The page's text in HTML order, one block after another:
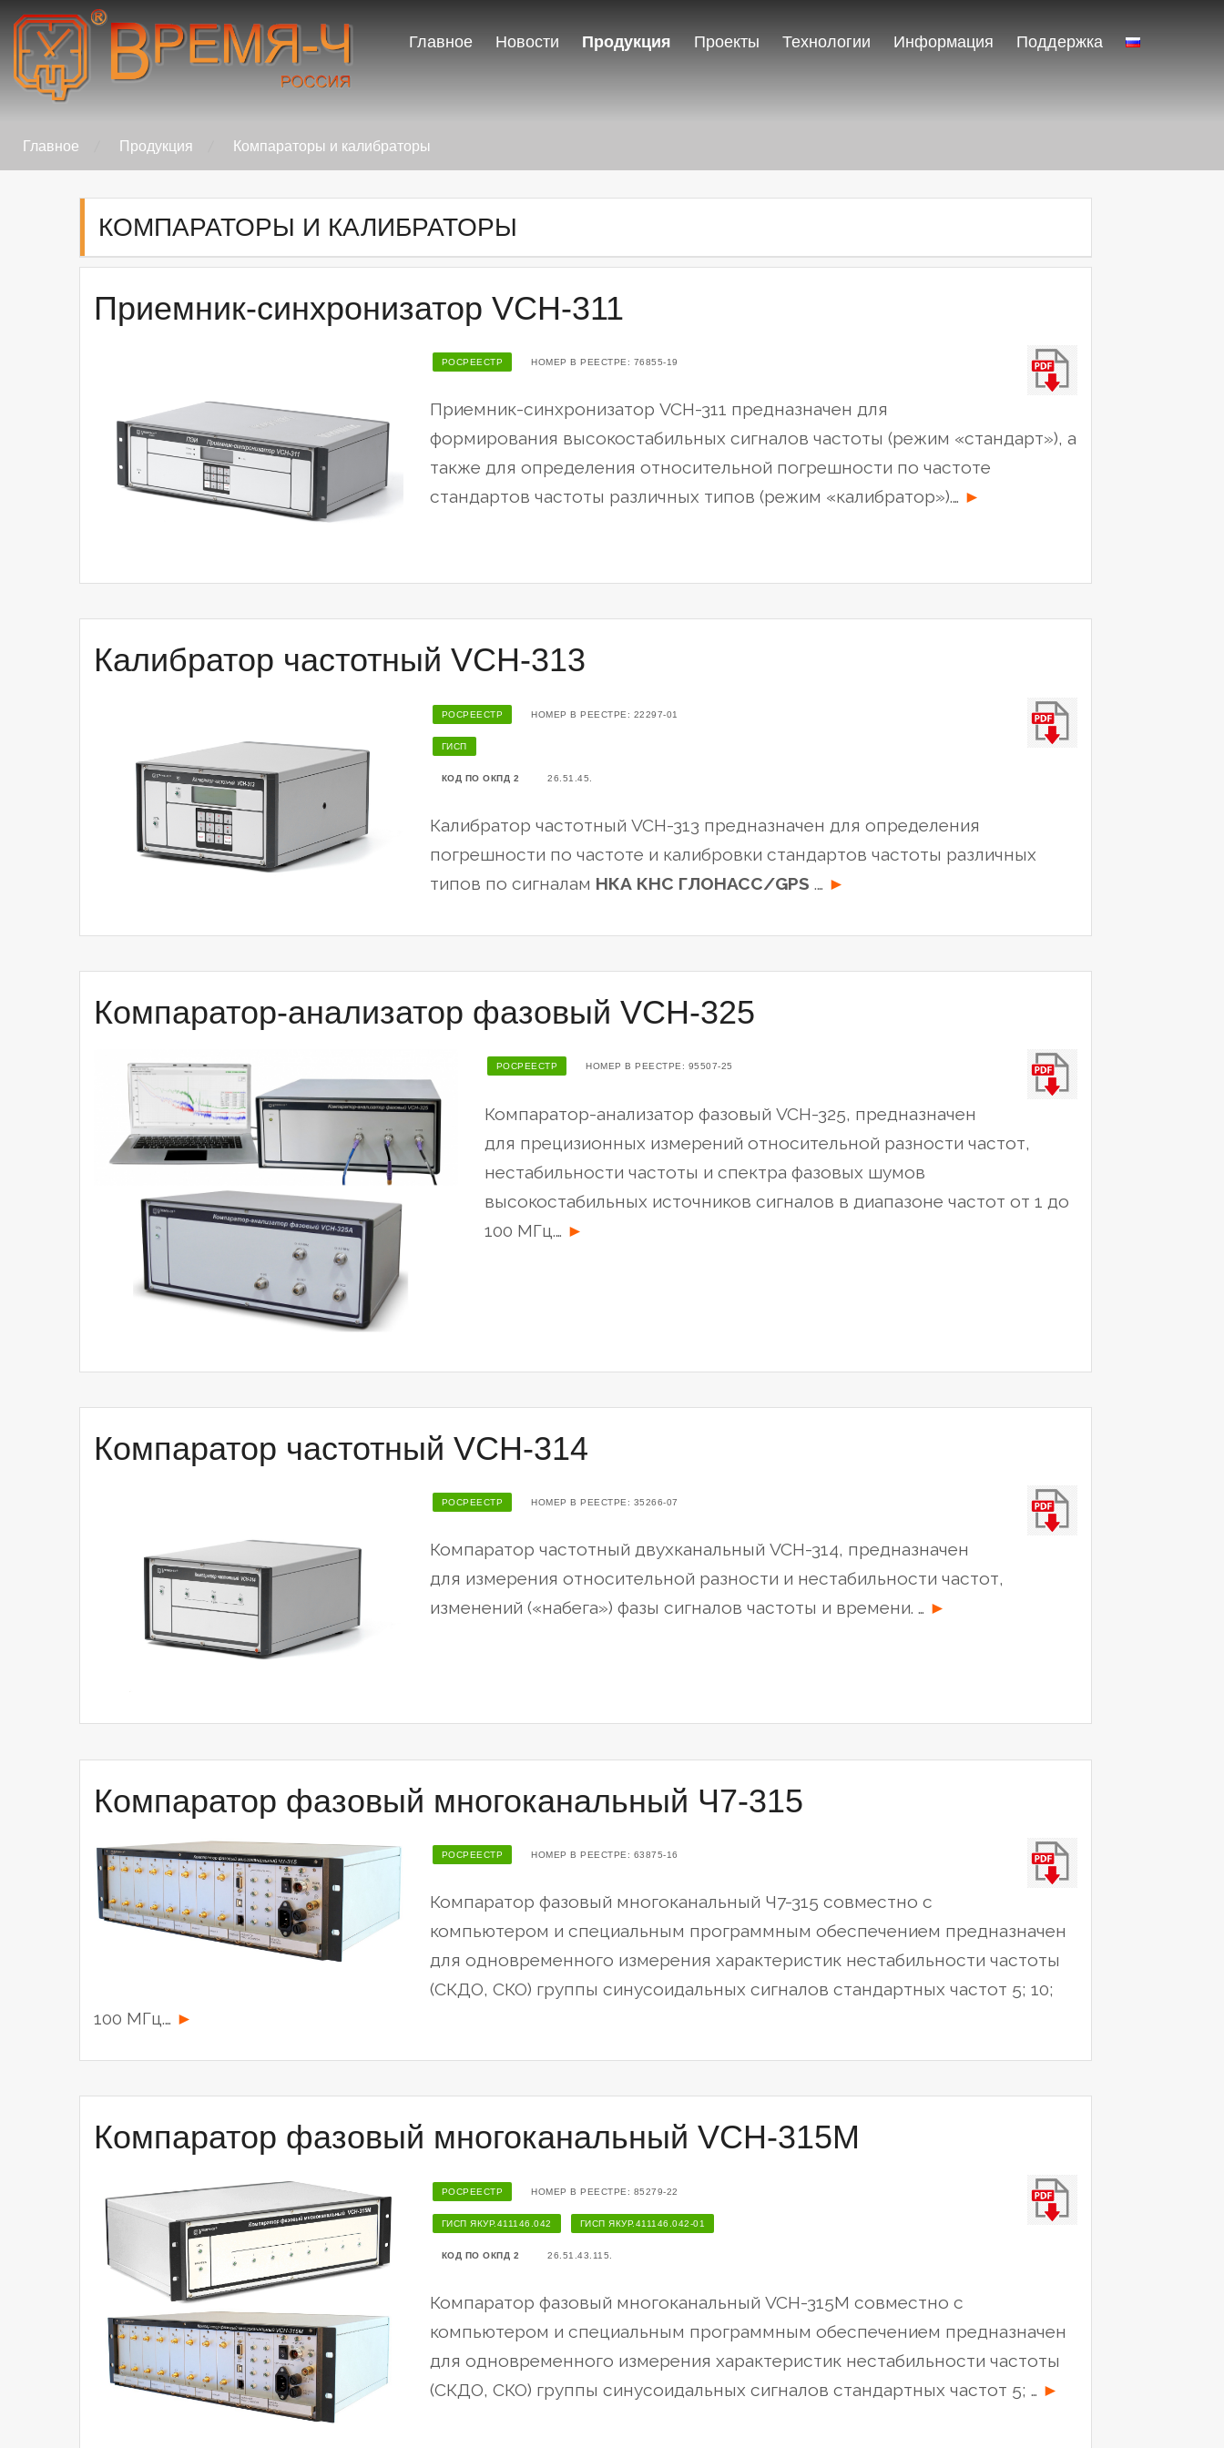
Skip
content
Время-Ч
Главное Новости Продукция Проекты Технологии Информация Поддержка
Главное Продукция Компараторы и калибраторы
КОМПАРАТОРЫ И КАЛИБРАТОРЫ
Приемник-синхронизатор VCH-311
РОСРЕЕСТР НОМЕР В РЕЕСТРЕ: 76855-19
Приемник-синхронизатор VCH-311 предназначен для
формирования высокостабильных сигналов частоты (режим «стандарт»), а
также для определения относительной погрешности по частоте
стандартов частоты различных типов (режим «калибратор»).… ►
311”
Калибратор частотный VCH-313
РОСРЕЕСТР НОМЕР В РЕЕСТРЕ: 22297-01
ГИСП
КОД ПО ОКПД 2 26.51.45.
Калибратор частотный VCH-313 предназначен для определения
погрешности по частоте и калибровки стандартов частоты различных
типов по сигналам НКА КНС ГЛОНАСС/GPS .… ►
VCH-
313”
Компаратор-анализатор фазовый VCH-325
РОСРЕЕСТР НОМЕР В РЕЕСТРЕ: 95507-25
Компаратор-анализатор фазовый VCH-325, предназначен
для прецизионных измерений относительной разности частот,
нестабильности частоты и спектра фазовых шумов
высокостабильных источников сигналов в диапазоне частот от 1 до
100 МГц.… ►
Компаратор частотный VCH-314
РОСРЕЕСТР НОМЕР В РЕЕСТРЕ: 35266-07
Компаратор частотный двухканальный VCH-314, предназначен
для измерения относительной разности и нестабильности частот,
изменений («набега») фазы сигналов частоты и времени. … ►
Компаратор фазовый многоканальный Ч7-315
РОСРЕЕСТР НОМЕР В РЕЕСТРЕ: 63875-16
Компаратор фазовый многоканальный Ч7-315 совместно с
компьютером и специальным программным обеспечением предназначен
для одновременного измерения характеристик нестабильности частоты
(СКДО, СКО) группы синусоидальных сигналов стандартных частот 5; 10;
100 МГц.… ►
315”
Компаратор фазовый многоканальный VCH-315M
РОСРЕЕСТР НОМЕР В РЕЕСТРЕ: 85279-22
ГИСП ЯКУР.411146.042 ГИСП ЯКУР.411146.042-01
КОД ПО ОКПД 2 26.51.43.115.
Компаратор фазовый многоканальный VCH-315M совместно с
компьютером и специальным программным обеспечением предназначен
для одновременного измерения характеристик нестабильности частоты
(СКДО, СКО) группы синусоидальных сигналов стандартных частот 5; … ►